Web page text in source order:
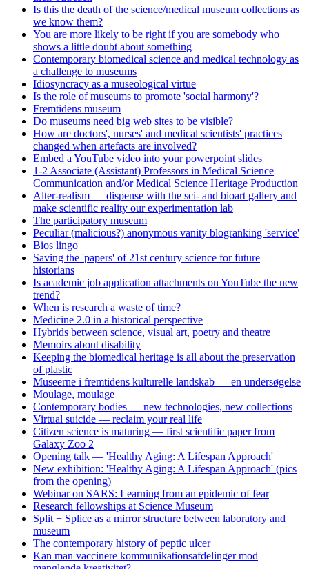
Is this the death of the science/medical museum collections as
we know them?
You are more likely to be right if you are somebody who
shows a little doubt about something
Contemporary biomedical science and medical technology as
a challenge to museums
Idiosyncracy as a museological virtue
Is the role of museums to promote 'social harmony'?
Fremtidens museum
Do museums need big web sites to be visible?
How are doctors', nurses' and medical scientists' practices
changed when artefacts are involved?
Embed a YouTube video into your powerpoint slides
1-2 Associate (Assistant) Professors in Medical Science
Communication and/or Medical Science Heritage Production
Alter-realism — dispense with the sci- and bioart gallery and
make scientific reality our experimentation lab
The participatory museum
Peculiar (malicious?) anonymous vanity blogranking 'service'
Bios lingo
Saving the 'papers' of 21st century science for future
historians
Is academic job application attachments on YouTube the new
trend?
When is research a waste of time?
Medicine 2.0 in a historical perspective
Hybrids between science, visual art, poetry and theatre
Memoirs about disability
Keeping the biomedical heritage is all about the preservation
of plastic
Museerne i fremtidens kulturelle landskab — en undersøgelse
Moulage, moulage
Contemporary bodies — new technologies, new collections
Virtual suicide — reclaim your real life
Citizen science is maturing — first scientific paper from
Galaxy Zoo 2
Opening talk — 'Healthy Aging: A Lifespan Approach'
New exhibition: 'Healthy Aging: A Lifespan Approach' (pics
from the opening)
Webinar on SARS: Learning from an epidemic of fear
Research fellowships at Science Museum
Split + Splice as a mirror structure between laboratory and
museum
The contemporary history of peptic ulcer
Kan man vaccinere kommunikationsafdelinger mod